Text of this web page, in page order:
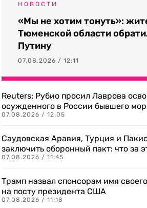
НОВОСТИ
«Мы не хотим тонуть»:
Тюменской области
Путину
07.08.2026 / 12:11
Reuters: Рубио просил Лаврова
осужденного в России бывшего
07.08.2026 / 12:05
Саудовская Аравия, Турция и
заключить оборонный пакт: что за
07.08.2026 / 11:45
Трамп назвал спонсорам имя
на посту президента США
07.08.2026 / 11:18